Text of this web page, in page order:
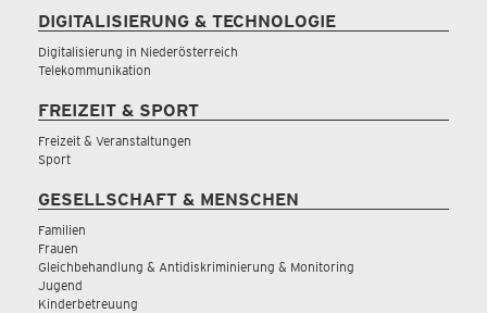
DIGITALISIERUNG & TECHNOLOGIE
Digitalisierung in Niederösterreich
Telekommunikation
FREIZEIT & SPORT
Freizeit & Veranstaltungen
Sport
GESELLSCHAFT & MENSCHEN
Familien
Frauen
Gleichbehandlung & Antidiskriminierung & Monitoring
Jugend
Kinderbetreuung